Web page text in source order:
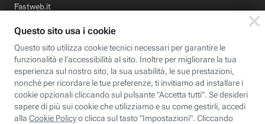
Fastweb.it
Formazione
Fastweb Digital Academy
STEP FuturAbility District